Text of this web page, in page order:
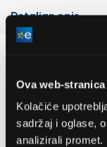
Ova web-
Kolačiće
sadržaj i oglase,
analizirali
Detaljan opis